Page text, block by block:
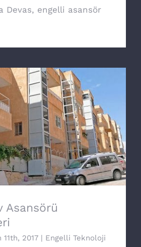
Devas, engelli asansör
Asansörü Teknolojileri
Asansörü
11th, 2017 | Engelli Teknoloji